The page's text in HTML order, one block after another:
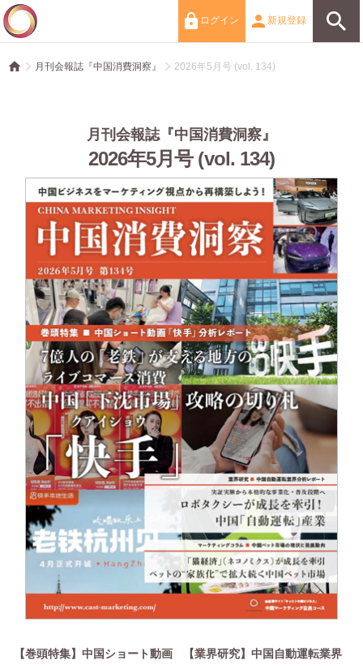
新規登録
ログイン
月刊会報誌『中国消費洞察』 2026年5月号 (vol. 134)
月刊会報誌『中国消費洞察』
2026年5月号 (vol. 134)
【巻頭特集】中国ショート動画
【業界研究】中国自動運転業界